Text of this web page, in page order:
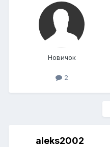
Новичок
2
aleks2002